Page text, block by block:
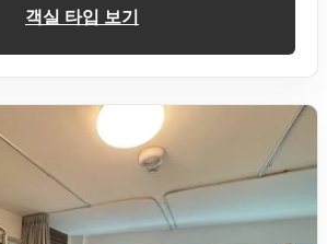
객실 타입 보기